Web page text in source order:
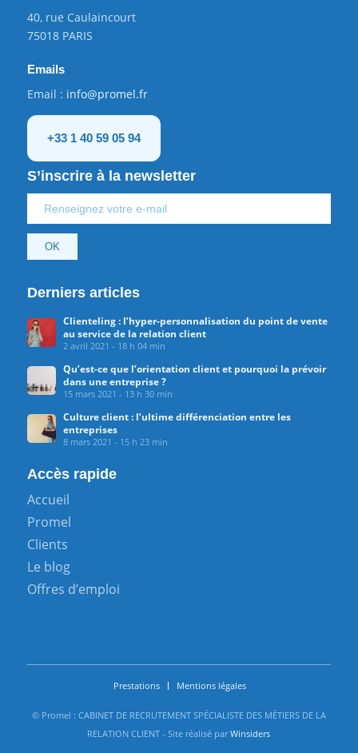
40, rue Caulaincourt
75018 PARIS
Emails
Email : info@promel.fr
+33 1 40 59 05 94
S’inscrire à la newsletter
Derniers articles
Clienteling : l’hyper-personnalisation du point de vente
au service de la relation client
2 avril 2021 - 18 h 04 min
Qu’est-ce que l’orientation client et pourquoi la prévoir
dans une entreprise ?
15 mars 2021 - 13 h 30 min
Culture client : l’ultime différenciation entre les
entreprises
8 mars 2021 - 15 h 23 min
Accès rapide
Accueil
Promel
Clients
Le blog
Offres d’emploi
© Promel : CABINET DE RECRUTEMENT SPÉCIALISTE DES MÉTIERS DE LA
RELATION CLIENT - Site réalisé parWinsiders
Prestations Mentions légales